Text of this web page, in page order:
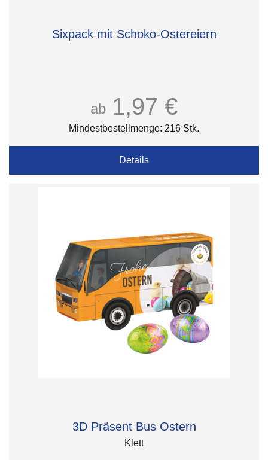
Sixpack mit Schoko-Ostereiern
ab 1,97 €
Mindestbestellmenge: 216 Stk.
Details
3D Präsent Bus Ostern
Klett